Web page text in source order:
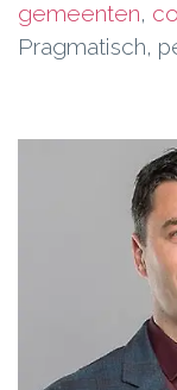
gemeenten,
Pragmatisch,